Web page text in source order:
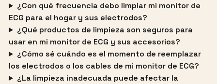
¿Con qué frecuencia debo limpiar mi monitor de
ECG para el hogar y sus electrodos?
¿Qué productos de limpieza son seguros para
usar en mi monitor de ECG y sus accesorios?
¿Cómo sé cuándo es el momento de reemplazar
los electrodos o los cables de mi monitor de ECG?
¿La limpieza inadecuada puede afectar la